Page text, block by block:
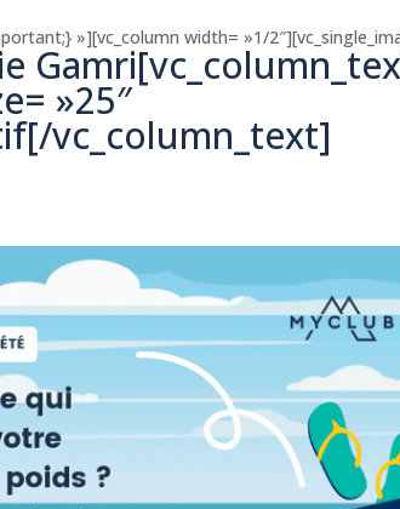
»][vc_column width= »1/
»25″
vc_column_text]
de Sophie